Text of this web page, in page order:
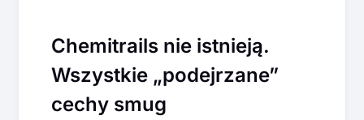
Chemitrails nie istnieją.
Wszystkie „podejrzane”
cechy smug